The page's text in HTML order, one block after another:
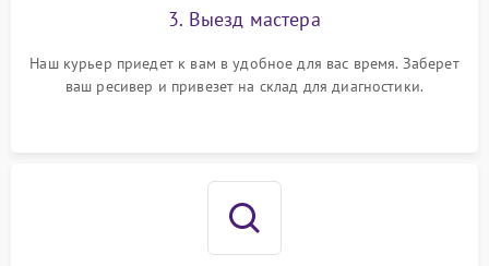
3. Выезд мастера
Наш курьер приедет к вам в удобное для вас время. Заберет
ваш ресивер и привезет на склад для диагностики.